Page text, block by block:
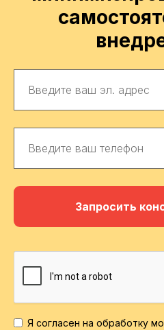
Запросить
Я согласен на обработку